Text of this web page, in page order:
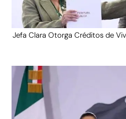
Jefa Clara Otorga Créditos de